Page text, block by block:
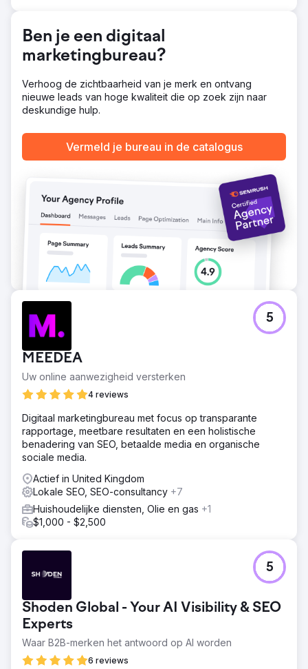
publiceerden nieuwe blogartikelen rond lokale en
intentiegedreven zoekwoorden, zoals 'beste
dakterrasrestaurants in Dubai' en 'locaties voor
Resultaat
Binnen enkele maanden zag het restaurant een meetbare
zes maanden. +1.100+ zoekwoordposities, waaronder 35
in de top 3 van Google.
Ben je een digitaal
marketingbureau?
Verhoog de zichtbaarheid van je merk en ontvang
nieuwe leads van hoge kwaliteit die op zoek zijn naar
deskundige hulp.
Vermeld je bureau in de catalogus
MEEDEA
Uw online aanwezigheid versterken
4 reviews
5
Digitaal marketingbureau met focus op transparante
rapportage, meetbare resultaten en een holistische
benadering van SEO, betaalde media en organische
sociale media.
Actief in United Kingdom
Lokale SEO, SEO-consultancy +7
Huishoudelijke diensten, Olie en gas +1
$1,000 - $2,500
Shoden Global - Your AI Visibility & SEO
Experts
Waar B2B-merken het antwoord op AI worden
6 reviews
5